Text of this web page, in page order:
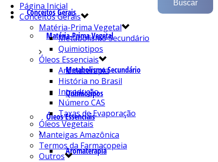
Conceitos Gerais
Matéria-Prima Vegetal
Metabolismo Secundário
Quimiotipos
Óleos Essenciais
Aromaterapia
Página Inicial
Conceitos Gerais
Matéria-Prima Vegetal
Metabolismo Secundário
Quimiotipos
Óleos Essenciais
Aromaterapia
História no Brasil
Introdução
Número CAS
Taxas de Evaporação
Óleos Vegetais
Manteigas Amazônica
Termos da Farmacopeia
Outros